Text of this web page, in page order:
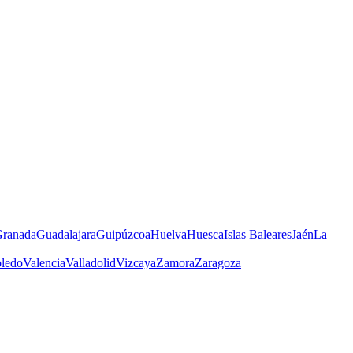
GuadalajaraGuipúzcoaHuelvaHuescaIslas BalearesJaénLa
ValenciaValladolidVizcayaZamoraZaragoza